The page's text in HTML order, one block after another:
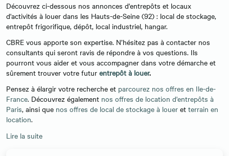
Découvrez ci-dessous nos annonces d'entrepôts et locaux
d'activités à louer dans les Hauts-de-Seine (92) : local de stockage,
entrepôt frigorifique, dépôt, local industriel, hangar.
CBRE vous apporte son expertise. N’hésitez pas à contacter nos
consultants qui seront ravis de répondre à vos questions. Ils
pourront vous aider et vous accompagner dans votre démarche et
sûrement trouver votre futur entrepôt à louer.
Pensez à élargir votre recherche et parcourez nos offres en Ile-de-
France. Découvrez également nos offres de location d'entrepôts à
Paris, ainsi que nos offres de local de stockage à louer et terrain en
location.
Lire la suite